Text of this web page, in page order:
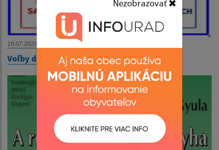
16.07.2026
Voľby do orgánov územnej samosprávy 2026
Nezobrazovať